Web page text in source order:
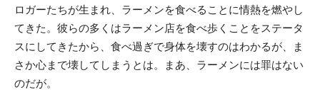
ロガーたちが生まれ、ラーメンを食べることに情熱を燃やし
てきた。彼らの多くはラーメン店を食べ歩くことをステータ
スにしてきたから、食べ過ぎで身体を壊すのはわかるが、ま
さか心まで壊してしまうとは。まあ、ラーメンには罪はない
のだが。